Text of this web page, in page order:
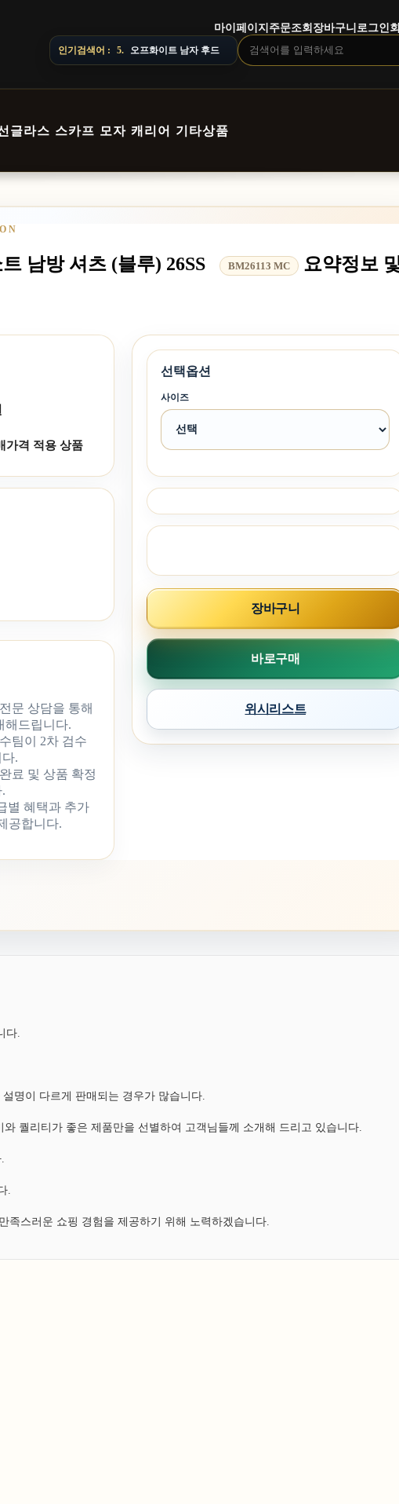
마이페이지 주문조회 장바구니 로그인
인기검색어 : 6. 루이비통 남자 니트
글라스 스카프 모자 캐리어 기타상품
남방 셔츠 (블루) 26SS BM26113 MC
요약정보
가격 적용 상품
전문 상담을 통해
해드립니다.
팀이 2차 검수
.
료 및 상품 확정
별 혜택과 추가
공합니다.
선택옵션
사이즈
바로구매
장바구니
위시리스트
다.
명이 다르게 판매되는 경우가 많습니다.
퀄리티가 좋은 제품만을 선별하여 고객님들께 소개해 드리고 있습니다.
.
스러운 쇼핑 경험을 제공하기 위해 노력하겠습니다.